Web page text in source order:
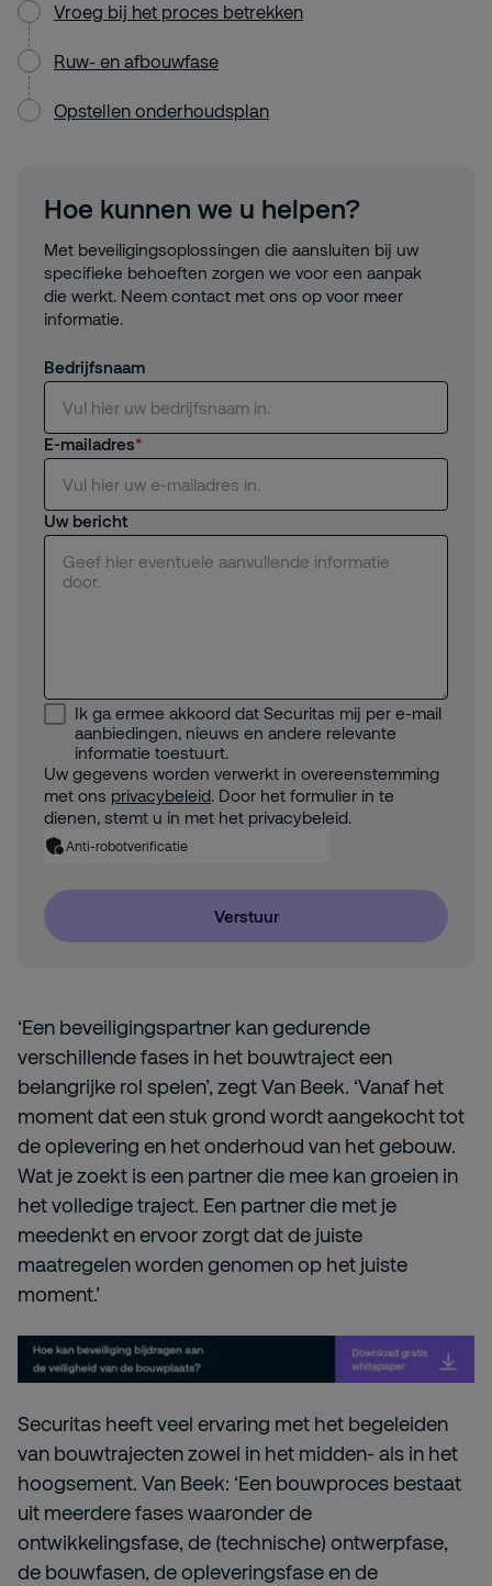
‘Een beveiligingspartner kan gedurende
verschillende fases in het bouwtraject een
belangrijke rol spelen’, zegt Van Beek. ‘Vanaf het
moment dat een stuk grond wordt aangekocht tot
de oplevering en het onderhoud van het gebouw.
Wat je zoekt is een partner die mee kan groeien in
het volledige traject. Een partner die met je
meedenkt en ervoor zorgt dat de juiste
maatregelen worden genomen op het juiste
moment.’
Securitas heeft veel ervaring met het begeleiden
van bouwtrajecten zowel in het midden- als in het
hoogsement. Van Beek: ‘Een bouwproces bestaat
uit meerdere fases waaronder de
ontwikkelingsfase, de (technische) ontwerpfase,
de bouwfasen, de opleveringsfase en de
Vroeg bij het proces betrekken
Ruw- en afbouwfase
Opstellen onderhoudsplan
Hoe kunnen we u helpen?
Met beveiligingsoplossingen die aansluiten bij uw
specifieke behoeften zorgen we voor een aanpak
die werkt. Neem contact met ons op voor meer
informatie.
Bedrijfsnaam
E-mailadres
Uw bericht
Ik ga ermee akkoord dat Securitas mij per e-mail
aanbiedingen, nieuws en andere relevante
informatie toestuurt.
Uw gegevens worden verwerkt in overeenstemming
met ons privacybeleid. Door het formulier in te
dienen, stemt u in met het privacybeleid.
Anti-robotverificatie
Verstuur